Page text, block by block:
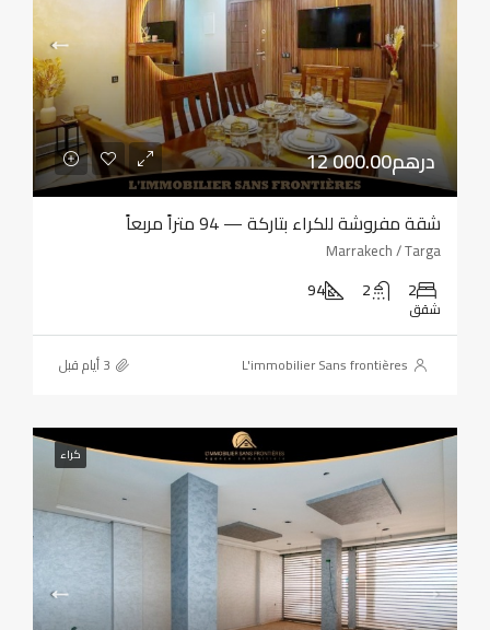
12 000.00درهم
شقة مفروشة للكراء بتاركة — 94 متراً مربعاً
Marrakech / Targa
2
2
94
شقق
L'immobilier Sans frontières
كراء